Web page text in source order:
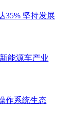
35% 坚持发展
能源车产业
作系统生态